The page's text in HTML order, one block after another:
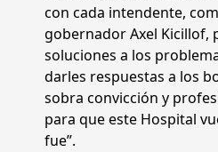
con cada intendente,
gobernador Axel Kicillof,
soluciones a los
darles respuestas a los
sobra convicción y
para que este Hospital
fue”.